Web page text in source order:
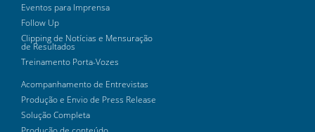
Eventos para Imprensa
Follow Up
Clipping de Notícias e Mensuração
de Resultados
Treinamento Porta-Vozes
Acompanhamento de Entrevistas
Produção e Envio de Press Release
Solução Completa